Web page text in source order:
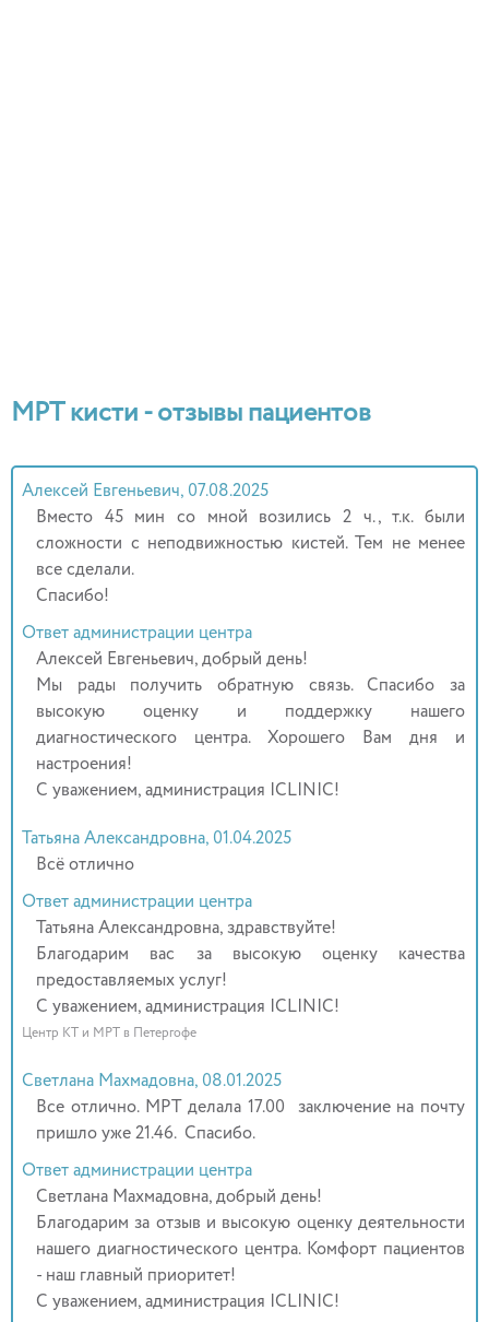
МРТ кисти - отзывы пациентов
Алексей Евгеньевич, 07.08.2025
Вместо 45 мин со мной возились 2 ч., т.к. были
сложности с неподвижностью кистей. Тем не менее
все сделали.
Спасибо!
Ответ администрации центра
Алексей Евгеньевич, добрый день!
Мы рады получить обратную связь. Спасибо за
высокую оценку и поддержку нашего
диагностического центра. Хорошего Вам дня и
настроения!
С уважением, администрация ICLINIC!
Татьяна Александровна, 01.04.2025
Всё отлично
Ответ администрации центра
Татьяна Александровна, здравствуйте!
Благодарим вас за высокую оценку качества
предоставляемых услуг!
С уважением, администрация ICLINIC!
Центр КТ и МРТ в Петергофе
Светлана Махмадовна, 08.01.2025
Все отлично. МРТ делала 17.00 заключение на почту
пришло уже 21.46. Спасибо.
Ответ администрации центра
Светлана Махмадовна, добрый день!
Благодарим за отзыв и высокую оценку деятельности
нашего диагностического центра. Комфорт пациентов
- наш главный приоритет!
С уважением, администрация ICLINIC!